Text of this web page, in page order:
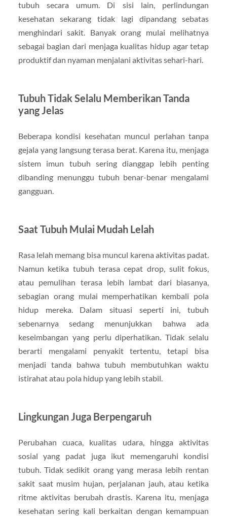
tubuh secara umum. Di sisi lain, perlindungan
kesehatan sekarang tidak lagi dipandang sebatas
menghindari sakit. Banyak orang mulai melihatnya
sebagai bagian dari menjaga kualitas hidup agar tetap
produktif dan nyaman menjalani aktivitas sehari-hari.
Tubuh Tidak Selalu Memberikan Tanda
yang Jelas
Beberapa kondisi kesehatan muncul perlahan tanpa
gejala yang langsung terasa berat. Karena itu, menjaga
sistem imun tubuh sering dianggap lebih penting
dibanding menunggu tubuh benar-benar mengalami
gangguan.
Saat Tubuh Mulai Mudah Lelah
Rasa lelah memang bisa muncul karena aktivitas padat.
Namun ketika tubuh terasa cepat drop, sulit fokus,
atau pemulihan terasa lebih lambat dari biasanya,
sebagian orang mulai memperhatikan kembali pola
hidup mereka. Dalam situasi seperti ini, tubuh
sebenarnya sedang menunjukkan bahwa ada
keseimbangan yang perlu diperhatikan. Tidak selalu
berarti mengalami penyakit tertentu, tetapi bisa
menjadi tanda bahwa tubuh membutuhkan waktu
istirahat atau pola hidup yang lebih stabil.
Lingkungan Juga Berpengaruh
Perubahan cuaca, kualitas udara, hingga aktivitas
sosial yang padat juga ikut memengaruhi kondisi
tubuh. Tidak sedikit orang yang merasa lebih rentan
sakit saat musim hujan, perjalanan jauh, atau ketika
ritme aktivitas berubah drastis. Karena itu, menjaga
kesehatan sering kali berkaitan dengan kemampuan